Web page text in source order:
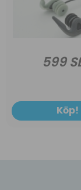
599
Köp!